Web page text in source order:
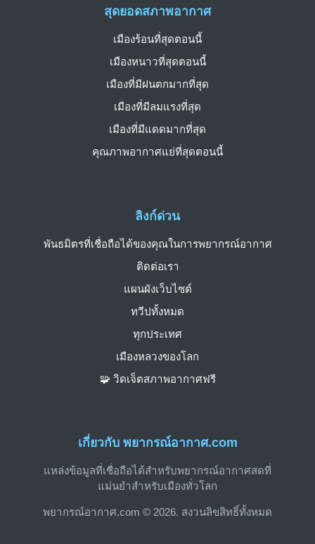
เกี่ยวกับ พยากรณ์อากาศ.com
แหล่งข้อมูลที่เชื่อถือได้สำหรับพยากรณ์อากาศสดที่
แม่นยำสำหรับเมืองทั่วโลก
พยากรณ์อากาศ.com © 2026. สงวนลิขสิทธิ์ทั้งหมด
ลิงก์ด่วน
พันธมิตรที่เชื่อถือได้ของคุณในการพยากรณ์อากาศ
ติดต่อเรา
แผนผังเว็บไซต์
ทวีปทั้งหมด
ทุกประเทศ
เมืองหลวงของโลก
🧩 วิดเจ็ตสภาพอากาศฟรี
สุดยอดสภาพอากาศ
เมืองร้อนที่สุดตอนนี้
เมืองหนาวที่สุดตอนนี้
เมืองที่มีฝนตกมากที่สุด
เมืองที่มีลมแรงที่สุด
เมืองที่มีแดดมากที่สุด
คุณภาพอากาศแย่ที่สุดตอนนี้